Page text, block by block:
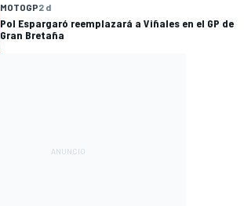
MOTOGP2 d
Pol Espargaró reemplazará a Viñales en el GP de
Gran Bretaña